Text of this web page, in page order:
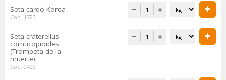
Seta cardo Korea
Cod. 1723
Seta craterellus
cornucopioides
(Trompeta de la
muerte)
Cod. 0409